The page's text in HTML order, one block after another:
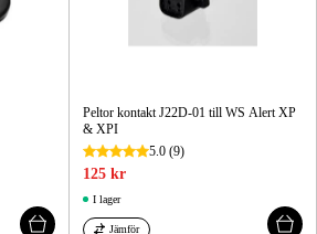
Peltor kontakt J22D-01 till WS Alert XP
& XPI
5.0 (9)
125 kr
I lager
Jämför